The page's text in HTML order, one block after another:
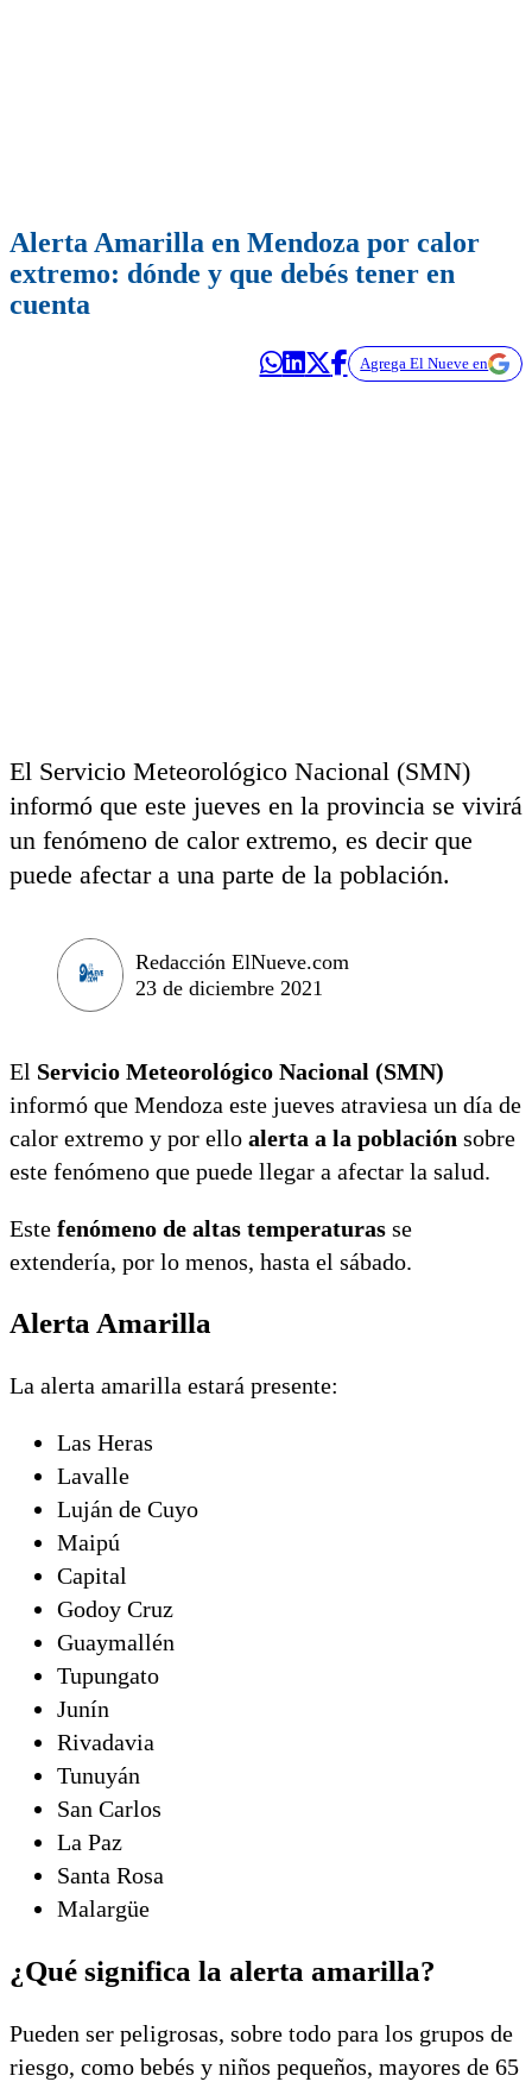
Alerta Amarilla en Mendoza por calor
extremo: dónde y que debés tener en
cuenta
Agrega El Nueve en
El Servicio Meteorológico Nacional (SMN)
informó que este jueves en la provincia se vivirá
un fenómeno de calor extremo, es decir que
puede afectar a una parte de la población.
Redacción ElNueve.com
23 de diciembre 2021
El Servicio Meteorológico Nacional (SMN)
informó que Mendoza este jueves atraviesa un día de
calor extremo y por ello alerta a la población sobre
este fenómeno que puede llegar a afectar la salud.
Este fenómeno de altas temperaturas se
extendería, por lo menos, hasta el sábado.
Alerta Amarilla
La alerta amarilla estará presente:
Las Heras
Lavalle
Luján de Cuyo
Maipú
Capital
Godoy Cruz
Guaymallén
Tupungato
Junín
Rivadavia
Tunuyán
San Carlos
La Paz
Santa Rosa
Malargüe
¿Qué significa la alerta amarilla?
Pueden ser peligrosas, sobre todo para los grupos de
riesgo, como bebés y niños pequeños, mayores de 65